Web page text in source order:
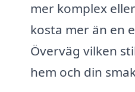
mer komplex
kosta mer än en
Överväg vilken
hem och din